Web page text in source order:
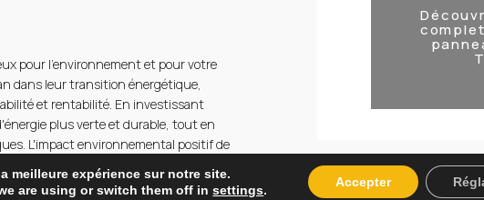
pour l'environnement et pour votre
dans leur transition énergétique,
et rentabilité. En investissant
plus verte et durable, tout en
L'impact environnemental positif de
de CO2 et à la préservation des
service client de premier ordre,
meilleure expérience sur notre site.
are using or switch them off insettings.
Accepter